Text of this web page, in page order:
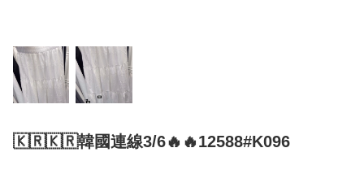
🇰🇷🇰🇷韓國連線3/6🔥🔥12588#K096